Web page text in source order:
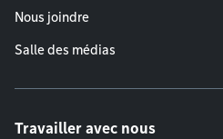
Nous joindre
Salle des médias
Travailler avec nous